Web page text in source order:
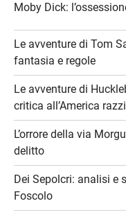
Moby Dick:
Le avventure di Tom
fantasia e regole
Le avventure di
critica all’America
L’orrore della via
delitto
Dei Sepolcri: analisi e
Foscolo